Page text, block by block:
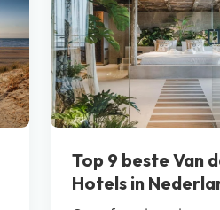
Top 9 beste Van
Hotel​s in